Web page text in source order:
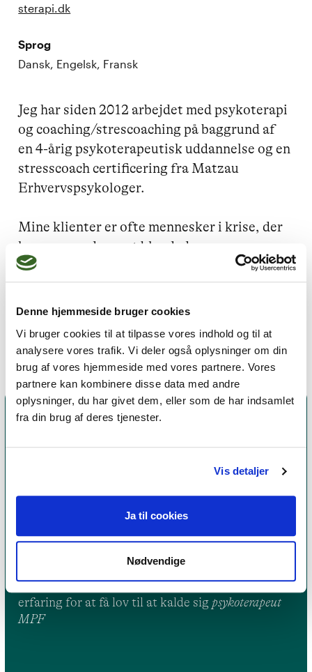
Denne hjemmeside bruger cookies
Vi bruger cookies til at tilpasse vores indhold og til at
analysere vores trafik. Vi deler også oplysninger om din
brug af vores hjemmeside med vores partnere. Vores
partnere kan kombinere disse data med andre
oplysninger, du har givet dem, eller som de har indsamlet
fra din brug af deres tjenester.
Vis detaljer
Ja til cookies
Nødvendige
sterapi.dk
Sprog
Dansk, Engelsk, Fransk
Jeg har siden 2012 arbejdet med psykoterapi
og coaching/strescoaching på baggrund af
en 4-årig psykoterapeutisk uddannelse og en
stresscoach certificering fra Matzau
Erhvervspsykologer.
Mine klienter er ofte mennesker i krise, der
kommer med meget blandede
problematikker.
Jeg er arbejder desuden specifikt med
er et kvalitetsstempel. Alle vores medlemmer skal
leve op til en række kriterier om uddannelse og
erfaring for at få lov til at kalde sig psykoterapeut
MPF